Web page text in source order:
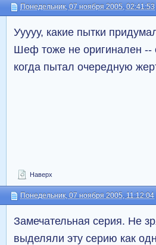
Понедельник, 07 ноября 2005, 02:41:53
Ууууу, какие пытки
Шеф тоже не оригинален --
когда пытал очередную
Наверх
Понедельник, 07 ноября 2005, 11:12:04
Замечательная серия. Не
выделяли эту серию как